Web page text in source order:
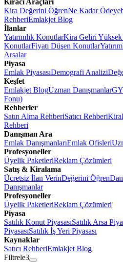
Kiracı Araçları
Kira Değerini ÖğrenNe Kadar
RehberiEmlakjet Blog
İlanlar
Yatırımlık KonutlarKira Geliri
KonutlarFiyatı Düşen Konutlar
Arsalar
Piyasa
Emlak PiyasasıDemografi Analizi
Keşfet
Emlakjet BlogUzman Danışmanlar
Fonu)
Rehberler
Satın Alma RehberiSatıcı Rehberi
Rehberi
Danışman Ara
Emlak DanışmanlarıEmlak Ofisleri
Profesyoneller
Üyelik PaketleriReklam Çözümleri
Satış & Kiralama
Ücretsiz İlan VerinDeğerini Öğren
Danışmanlar
Profesyoneller
Üyelik PaketleriReklam Çözümleri
Piyasa
Satılık Konut PiyasasıSatılık Arsa
PiyasasıSatılık İş Yeri Piyasası
Kaynaklar
Satıcı RehberiEmlakjet Blog
Filtrele3